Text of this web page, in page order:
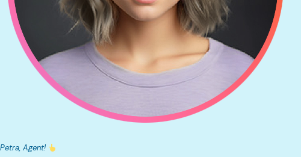
Petra, Agent!